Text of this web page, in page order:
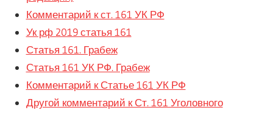
Комментарий к ст. 161 УК РФ
Ук рф 2019 статья 161
Статья 161. Грабеж
Статья 161 УК РФ. Грабеж
Комментарий к Статье 161 УК РФ
Другой комментарий к Ст. 161 Уголовного